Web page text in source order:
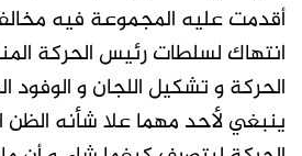
أقدمت عليه المجموعة فيه
انتهاك لسلطات رئيس الحركة
الحركة و تشكيل اللجان و الوفود
ينبغي لأحد مهما علا شأنه